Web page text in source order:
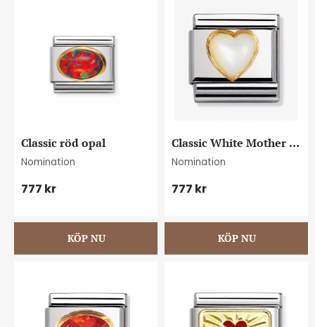
Classic röd opal
Nomination
777 kr
Classic White Mother
Of Pearl Heart
Nomination
777 kr